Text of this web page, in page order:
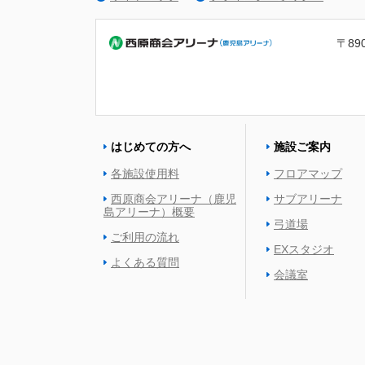
〒
はじめての方へ
各施設使用料
西原商会アリーナ（鹿児
島アリーナ）概要
ご利用の流れ
よくある質問
施設ご案内
フロアマップ
サブアリーナ
弓道場
EXスタジオ
会議室